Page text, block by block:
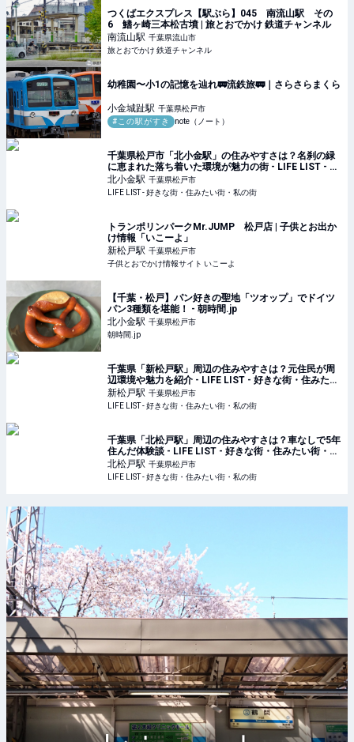
つくばエクスプレス【駅ぶら】045 南流山駅 その
6 鰭ヶ崎三本松古墳 | 旅とおでかけ 鉄道チャンネル
南流山駅 千葉県流山市
旅とおでかけ 鉄道チャンネル
幼稚園〜小1の記憶を辿れ🚃流鉄旅🚃｜さらさらまくら
小金城趾駅 千葉県松戸市
#この駅がすき
note（ノート）
千葉県松戸市「北小金駅」の住みやすさは？名刹の緑
に恵まれた落ち着いた環境が魅力の街 - LIFE LIST - 好
きな街・住みたい街・私の街
北小金駅 千葉県松戸市
LIFE LIST - 好きな街・住みたい街・私の街
トランポリンパークMr.JUMP 松戸店 | 子供とお出か
け情報「いこーよ」
新松戸駅 千葉県松戸市
子供とおでかけ情報サイト いこーよ
【千葉・松戸】パン好きの聖地「ツオップ」でドイツ
パン3種類を堪能！ - 朝時間.jp
北小金駅 千葉県松戸市
朝時間.jp
千葉県「新松戸駅」周辺の住みやすさは？元住民が周
辺環境や魅力を紹介 - LIFE LIST - 好きな街・住みたい
街・私の街
新松戸駅 千葉県松戸市
LIFE LIST - 好きな街・住みたい街・私の街
千葉県「北松戸駅」周辺の住みやすさは？車なしで5年
住んだ体験談 - LIFE LIST - 好きな街・住みたい街・私
の街
北松戸駅 千葉県松戸市
LIFE LIST - 好きな街・住みたい街・私の街